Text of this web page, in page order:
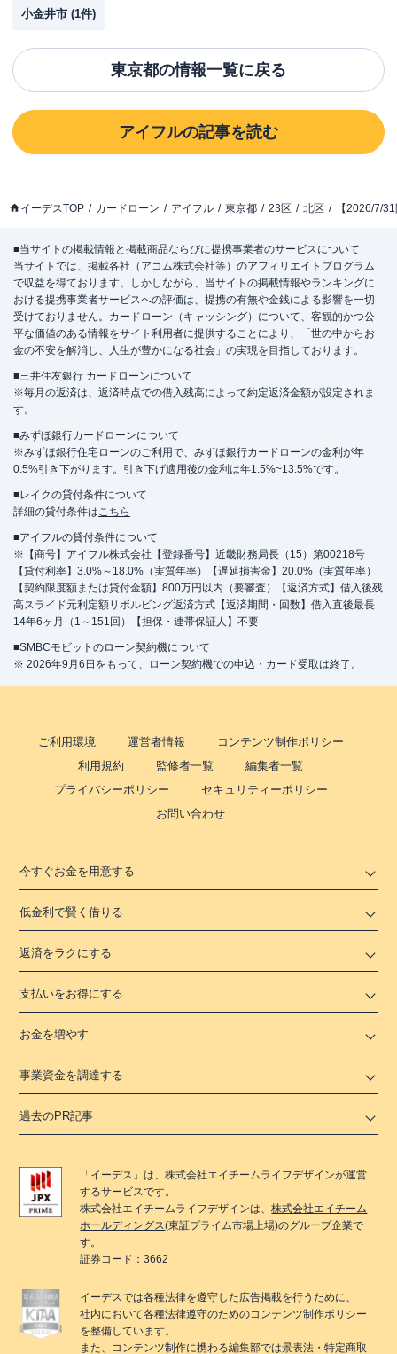
小金井市 (1件)
東京都の情報一覧に戻る
アイフルの記事を読む
イーデスTOP カードローン アイフル 東京都 23区 北区 【2026/7/
■当サイトの掲載情報と掲載商品ならびに提携事業者のサービスについて
当サイトでは、掲載各社（アコム株式会社等）のアフィリエイトプログラム
で収益を得ております。しかしながら、当サイトの掲載情報やランキングに
おける提携事業者サービスへの評価は、提携の有無や金銭による影響を一切
受けておりません。カードローン（キャッシング）について、客観的かつ公
平な価値のある情報をサイト利用者に提供することにより、「世の中からお
金の不安を解消し、人生が豊かになる社会」の実現を目指しております。
■三井住友銀行 カードローンについて
※毎月の返済は、返済時点での借入残高によって約定返済金額が設定されま
す。
■みずほ銀行カードローンについて
※みずほ銀行住宅ローンのご利用で、みずほ銀行カードローンの金利が年
0.5%引き下がります。引き下げ適用後の金利は年1.5%~13.5%です。
■レイクの貸付条件について
詳細の貸付条件はこちら
■アイフルの貸付条件について
※【商号】アイフル株式会社【登録番号】近畿財務局長（15）第00218号
【貸付利率】3.0%～18.0%（実質年率）【遅延損害金】20.0%（実質年率）
【契約限度額または貸付金額】800万円以内（要審査）【返済方式】借入後残
高スライド元利定額リボルビング返済方式【返済期間・回数】借入直後最長
14年6ヶ月（1～151回）【担保・連帯保証人】不要
■SMBCモビットのローン契約機について
※ 2026年9月6日をもって、ローン契約機での申込・カード受取は終了。
ご利用環境 運営者情報
コンテンツ制作ポリシー
利用規約
監修者一覧
編集者一覧
プライバシーポリシー
セキュリティーポリシー
お問い合わせ
今すぐお金を用意する
低金利で賢く借りる
返済をラクにする
支払いをお得にする
お金を増やす
事業資金を調達する
過去のPR記事
「 イーデス 」は、株式会社エイチームライフデザインが運営
するサービスです。
株式会社エイチームライフデザインは、株式会社エイチーム
ホールディングス(東証プライム市場上場)のグループ企業で
す。
証券コード：3662
イーデスでは各種法律を遵守した広告掲載を行うために、
社内において各種法律遵守のためのコンテンツ制作ポリシー
を整備しています。
また、コンテンツ制作に携わる編集部では景表法・特定商取